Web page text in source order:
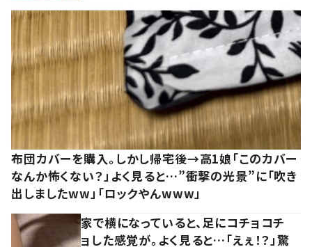
布団カバーを購入。しかし帰宅後→高1娘「このカバー
なんか怖くない？」よく見ると…”衝撃の光景”に「吹き
出しましたww」「ロックやんwww」
家で横になっていると、足にコチョコチ
ョした感覚が。よく見ると…「えぇ！？」驚